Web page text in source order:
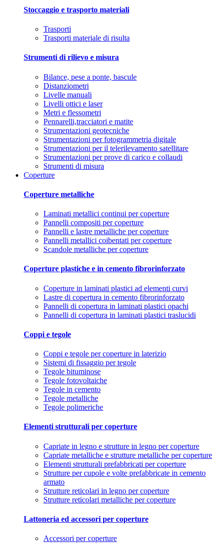
Stoccaggio e trasporto materiali
Trasporti
Trasporti materiale di risulta
Strumenti di rilievo e misura
Bilance, pese a ponte, bascule
Distanziometri
Livelle manuali
Livelli ottici e laser
Metri e flessometri
Pennarelli,tracciatori e matite
Strumentazioni geotecniche
Strumentazioni per fotogrammetria digitale
Strumentazioni per il telerilevamento satellitare
Strumentazioni per prove di carico e collaudi
Strumenti di misura
Coperture
Coperture metalliche
Laminati metallici continui per coperture
Pannelli compositi per coperture
Pannelli e lastre metalliche per coperture
Pannelli metallici coibentati per coperture
Scandole metalliche per coperture
Coperture plastiche e in cemento fibrorinforzato
Coperture in laminati plastici ad elementi curvi
Lastre di copertura in cemento fibrorinforzato
Pannelli di copertura in laminati plastici opachi
Pannelli di copertura in laminati plastici traslucidi
Coppi e tegole
Coppi e tegole per coperture in laterizio
Sistemi di fissaggio per tegole
Tegole bituminose
Tegole fotovoltaiche
Tegole in cemento
Tegole metalliche
Tegole polimeriche
Elementi strutturali per coperture
Capriate in legno e strutture in legno per coperture
Capriate metalliche e strutture metalliche per coperture
Elementi strutturali prefabbricati per coperture
Strutture per cupole e volte prefabbricate in cemento
armato
Strutture reticolari in legno per coperture
Strutture reticolari metalliche per coperture
Lattoneria ed accessori per coperture
Accessori per coperture